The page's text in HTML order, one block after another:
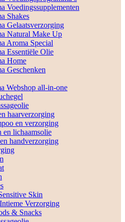
Voedingssupplementen
Shakes
Gelaatsverzorging
Natural Make Up
Aroma Special
Essentiële Olie
Home
Geschenken
Webshop all-in-one
haarverzorging
en verzorging
lichaamsolie
handverzorging
Skin
Verzorging
& Snacks